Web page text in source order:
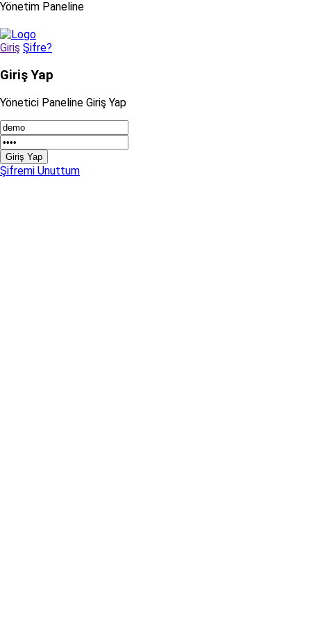
Yönetim Paneline
Giriş Şifre?
Giriş Yap
Yönetici Paneline Giriş Yap
Giriş Yap
Şifremi Unuttum